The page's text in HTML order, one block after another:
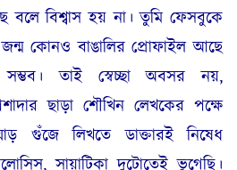
বিশ্বাস হয় না। তুমি ফেসবুকে
কোনও বাঙালির প্রোফাইল আছে
সম্ভব। তাই স্বেচ্ছা অবসর নয়,
ছাড়া শৌখিন লেখকের পক্ষে
গুঁজে লিখতে ডাক্তারই নিষেধ
সায়াটিকা দুটোতেই ভুগেছি।